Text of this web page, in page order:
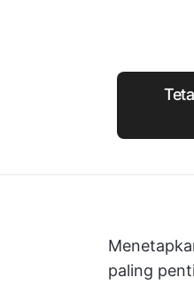
paling